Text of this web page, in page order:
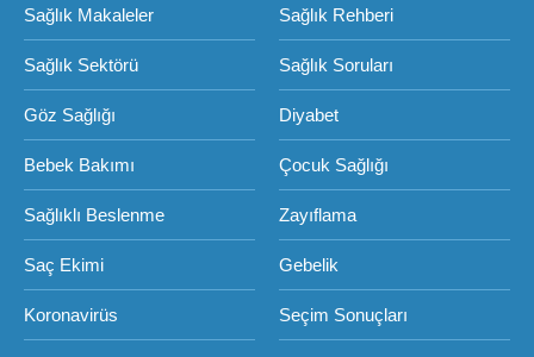
Sağlık Makaleler Sağlık Rehberi
Sağlık Sektörü Sağlık Soruları
Göz Sağlığı Diyabet
Bebek Bakımı Çocuk Sağlığı
Sağlıklı Beslenme Zayıflama
Saç Ekimi Gebelik
Koronavirüs Seçim Sonuçları